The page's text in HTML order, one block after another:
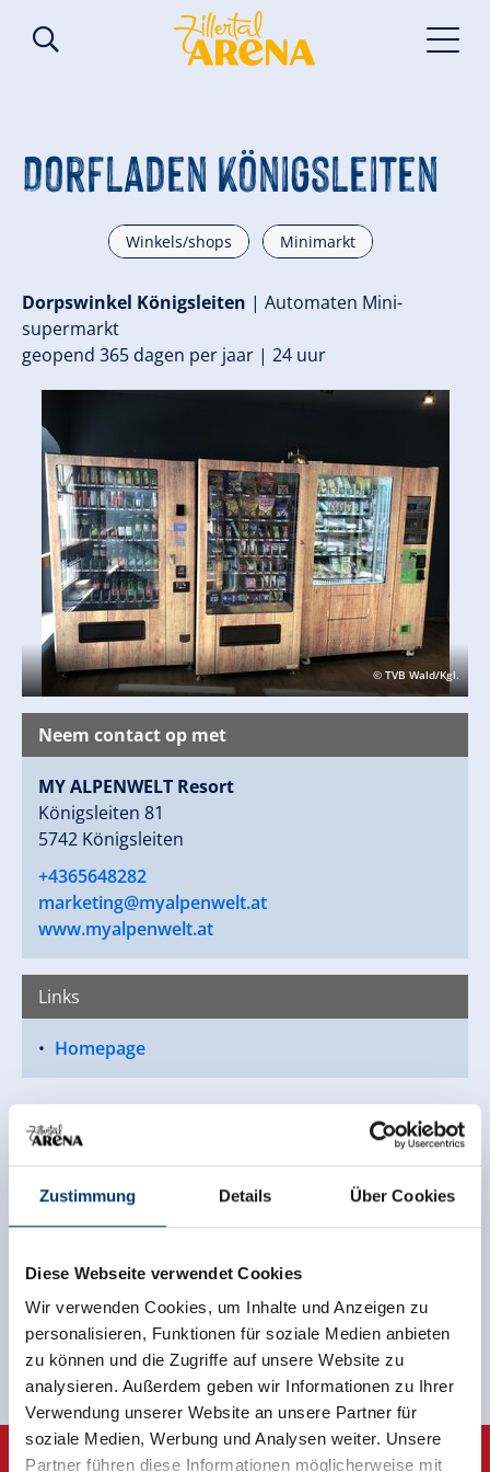
Zustimmung Details Über Cookies
Diese Webseite verwendet Cookies
Wir verwenden Cookies, um Inhalte und Anzeigen zu
personalisieren, Funktionen für soziale Medien anbieten
zu können und die Zugriffe auf unsere Website zu
analysieren. Außerdem geben wir Informationen zu Ihrer
Verwendung unserer Website an unsere Partner für
soziale Medien, Werbung und Analysen weiter. Unsere
Partner führen diese Informationen möglicherweise mit
Dorfladen Königsleiten
Winkels/shops Minimarkt
Dorpswinkel Königsleiten | Automaten Mini-
supermarkt
geopend 365 dagen per jaar | 24 uur
© TVB Wald/Kgl.
Neem contact op met
MY ALPENWELT Resort
Königsleiten 81
5742 Königsleiten
+4365648282
marketing@myalpenwelt.at
www.myalpenwelt.at
Links
Homepage
Meld u nu aan voor de nieuwsbrief!
Registreer